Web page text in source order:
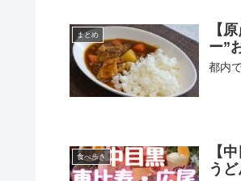
まとめ
【
ー”
都内
食べ歩き
【
う